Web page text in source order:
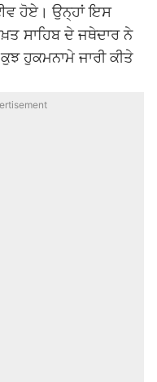
ਹੋਏ। ਉਨ੍ਹਾਂ ਇਸ
ਸਾਹਿਬ ਦੇ ਜਥੇਦਾਰ ਨੇ
ਹੁਕਮਨਾਮੇ ਜਾਰੀ ਕੀਤੇ